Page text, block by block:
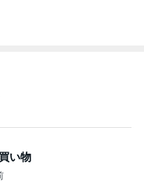
な選択肢